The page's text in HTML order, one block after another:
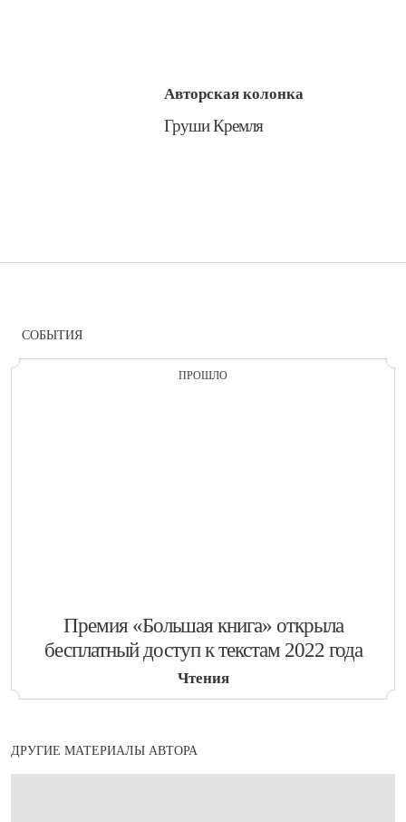
Авторская колонка
​Груши Кремля
СОБЫТИЯ
ПРОШЛО
​Премия «Большая книга» открыла
бесплатный доступ к текстам 2022 года
Чтения
ДРУГИЕ МАТЕРИАЛЫ АВТОРА